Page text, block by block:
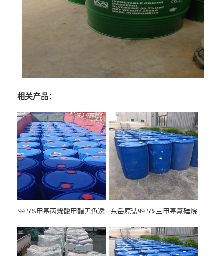
相关产品：
99.5%甲基丙烯酸甲酯无色透
东岳原装99.5%三甲基氯硅烷